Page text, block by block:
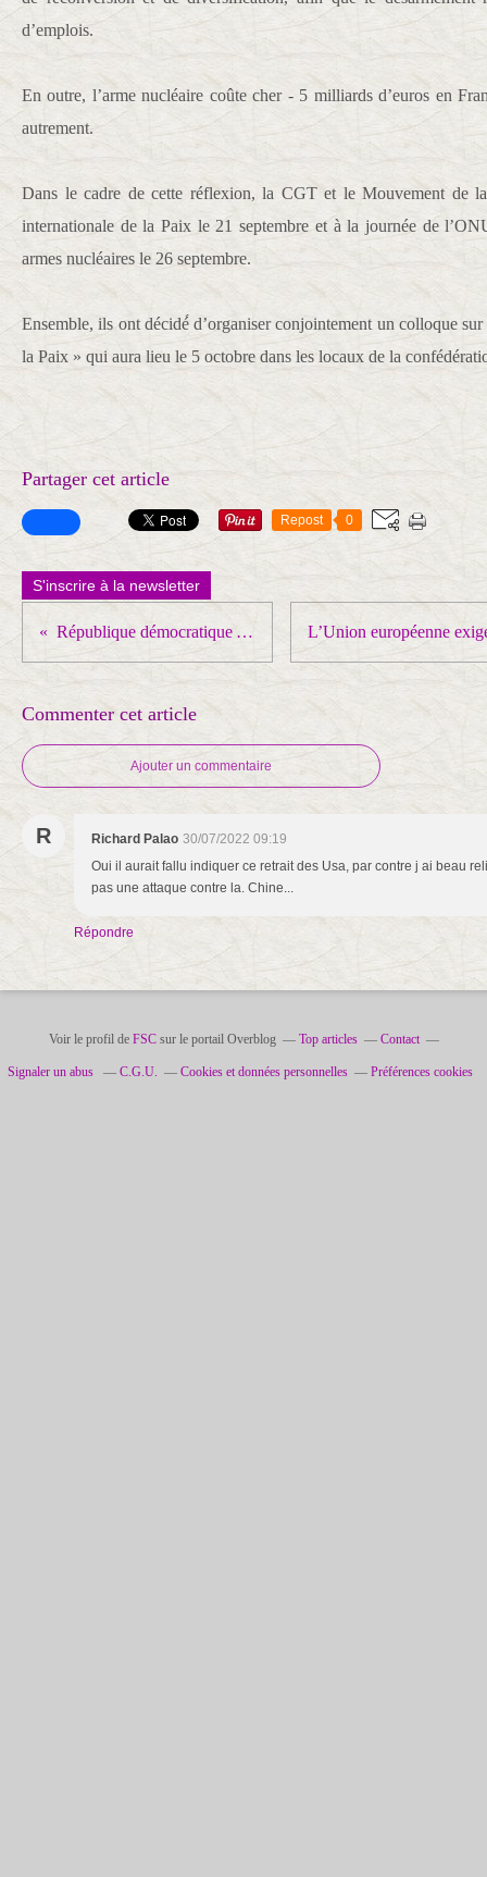
d’emplois.
En outre, l’arme nucléaire coûte cher - 5 milliards d’euros en
autrement.
Dans le cadre de cette réflexion, la CGT et le Mouvement de
internationale de la Paix le 21 septembre et à la journée de
armes nucléaires le 26 septembre.
Ensemble, ils ont décidé́ d’organiser conjointement un colloque
la Paix » qui aura lieu le 5 octobre dans les locaux de la
Partager cet article
Repost 0
S'inscrire à la newsletter
République démocratique Allemande (RDA)
Commenter cet article
Ajouter un commentaire
R Richard Palao 30/07/2022 09:19
Oui il aurait fallu indiquer ce retrait des Usa, par contre j ai beau
pas une attaque contre la. Chine...
Répondre
Voir le profil de FSCsur le portail Overblog Top articles Contact
Signaler un abus C.G.U. Cookies et données personnelles Préférences cookies